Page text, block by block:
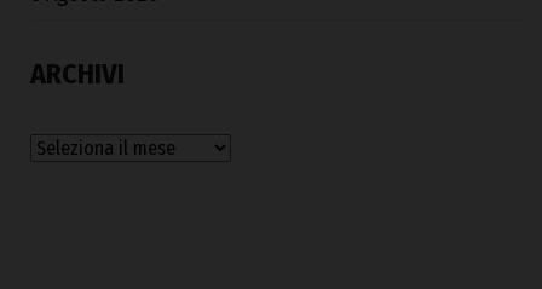
ARCHIVI
Archivi